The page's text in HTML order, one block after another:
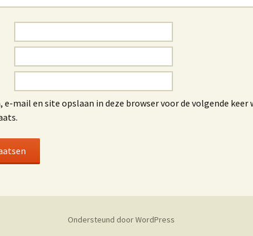
e-mail en site opslaan in deze browser voor de volgende keer
Ondersteund door WordPress